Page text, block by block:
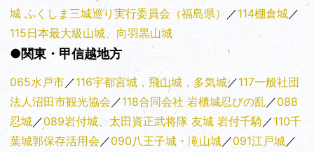
城 ふくしま三城巡り実行委員会（福島県）
／114棚倉城／
115日本最大級山城、向羽黒山城
●関東・甲信越地方
065水戸市／116宇都宮城，飛山城，多気城／117一般社団
法人沼田市観光協会 ／118合同会社 岩櫃城忍びの乱／088
忍城／089岩付城、太田資正武将隊 友城 岩付千騎／110千
葉城郭保存活用会 ／090八王子城・滝山城／091江戸城／